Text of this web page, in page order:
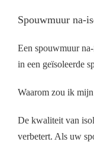
Spouwmuur na-
Een spouwmuur
in een geïsoleerde
Waarom zou ik
De kwaliteit van
verbetert. Als uw